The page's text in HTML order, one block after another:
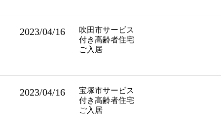
2023/04/16
吹田市サービス
付き高齢者住宅
ご入居
2023/04/16
宝塚市サービス
付き高齢者住宅
ご入居